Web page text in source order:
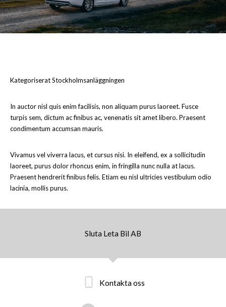
Kategoriserat Stockholmsanläggningen
In auctor nisl quis enim facilisis, non aliquam purus laoreet. Fusce
turpis sem, dictum ac finibus ac, venenatis sit amet libero. Praesent
condimentum accumsan mauris.
Vivamus vel viverra lacus, et cursus nisi. In eleifend, ex a sollicitudin
laoreet, purus dolor rhoncus enim, in fringilla nunc nulla at lacus.
Praesent hendrerit finibus felis. Etiam eu nisl ultricies vestibulum odio
lacinia, mollis purus.
Sluta Leta Bil AB
Kontakta oss